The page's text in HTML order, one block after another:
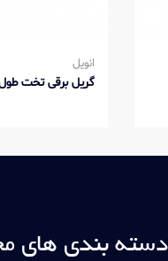
انویل
گریل برقی تخت طول
دسته بندی های